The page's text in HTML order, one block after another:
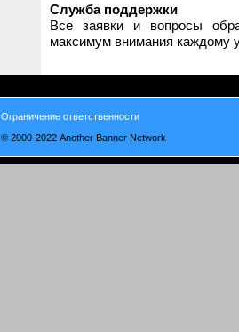
Служба поддержки
Все заявки и вопросы
максимум внимания каждому
Ограничение ответственности
© 2000-2022 Another Banner Network